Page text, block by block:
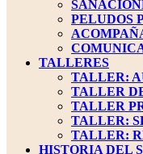
PELUDOS
TALLERES
TALLER:
TALLER
TALLER
TALLER:
TALLER:
HISTORIA DEL